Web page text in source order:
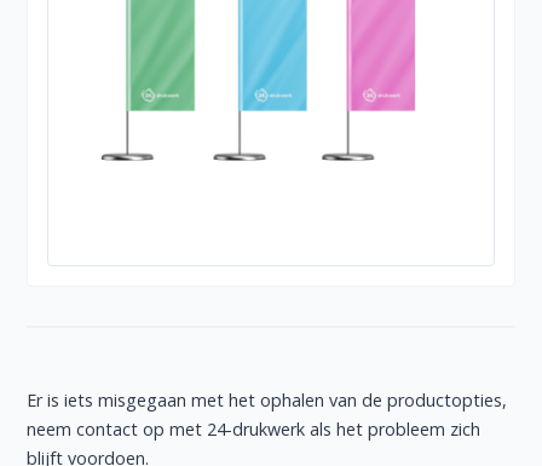
Er is iets misgegaan met het ophalen van de productopties,
neem contact op met 24-drukwerk als het probleem zich
blijft voordoen.